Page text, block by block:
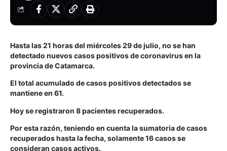
Hasta las 21 horas del miércoles 29 de julio, no se han
detectado nuevos casos positivos de coronavirus en la
provincia de Catamarca.
El total acumulado de casos positivos detectados se
mantiene en 61.
Hoy se registraron 8 pacientes recuperados.
Por esta razón, teniendo en cuenta la sumatoria de casos
recuperados hasta la fecha, solamente 16 casos se
consideran casos activos.